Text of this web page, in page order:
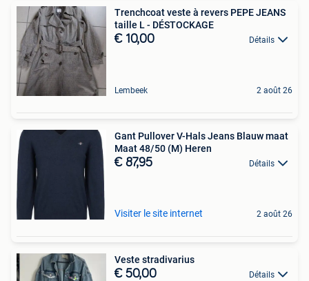
Trenchcoat veste à revers PEPE JEANS
taille L - DÉSTOCKAGE
€ 10,00 Détails
Lembeek 2 août 26
Gant Pullover V-Hals Jeans Blauw maat
Maat 48/50 (M) Heren
€ 87,95 Détails
Visiter le site internet 2 août 26
Veste stradivarius
€ 50,00 Détails